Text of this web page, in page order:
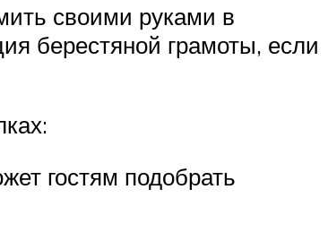
своими руками в
берестяной грамоты, если
гостям подобрать